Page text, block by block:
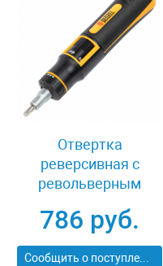
Отвертка
реверсивная с
револьверным
сталь S2 Denzel
7711601
786 руб.
Сообщить о поступлении